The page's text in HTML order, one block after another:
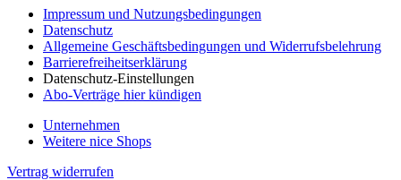
Impressum und Nutzungsbedingungen
Datenschutz
Allgemeine Geschäftsbedingungen und Widerrufsbelehrung
Barrierefreiheitserklärung
Datenschutz-Einstellungen
Abo-Verträge hier kündigen
Unternehmen
Weitere nice Shops
Vertrag widerrufen